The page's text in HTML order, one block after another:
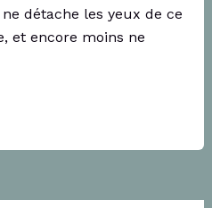
détache les yeux de ce
et encore moins ne